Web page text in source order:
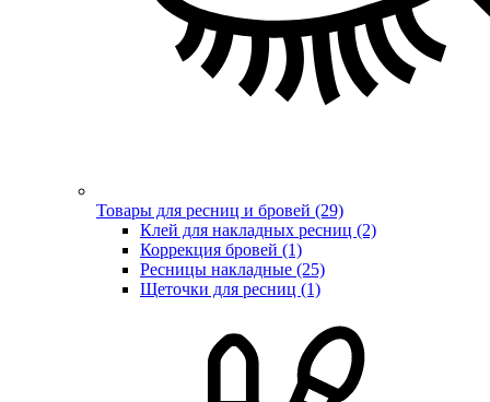
Товары для ресниц и бровей (29)
Клей для накладных ресниц (2)
Коррекция бровей (1)
Ресницы накладные (25)
Щеточки для ресниц (1)